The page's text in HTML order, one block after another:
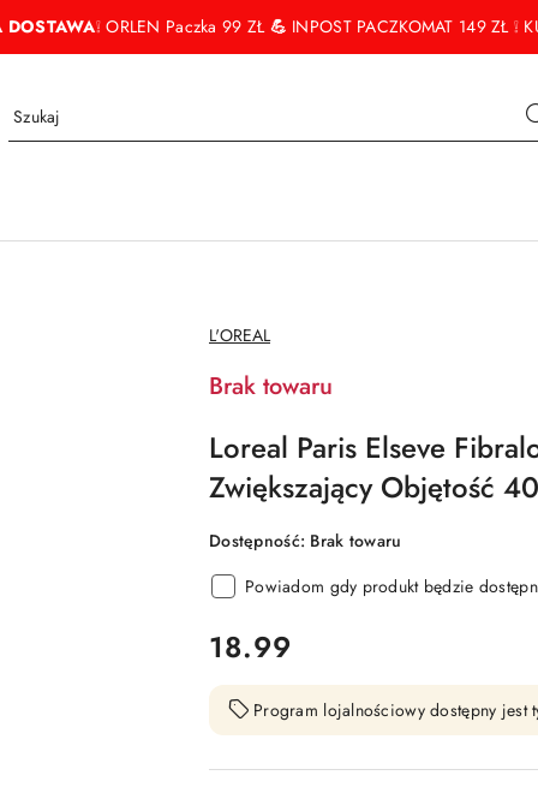
DOSTAWA❕ ORLEN Paczka 99 ZŁ💪 INPOST PACZKOMAT 149 ZŁ ❕
NAZWA
PRODUCENTA:
L'OREAL
Brak towaru
Loreal Paris Elseve
Zwiększający Objętość
Dostępność: Brak towaru
Powiadom gdy produkt będzie
cena:
18.99
Program lojalnościowy dostępny jest